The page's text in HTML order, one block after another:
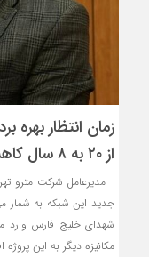
زمان انتظار
از ۲۰ به ۸ سال کاهش یافت + فیلم
جدید این شبکه به شمار می
مکانیزه دیگر به این